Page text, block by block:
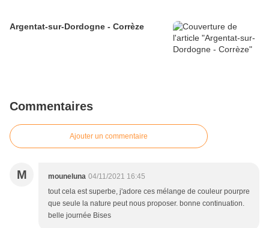
Argentat-sur-Dordogne - Corrèze
Commentaires
Ajouter un commentaire
M mouneluna 04/11/2021 16:45
tout cela est superbe, j'adore ces mélange de couleur pourpre
que seule la nature peut nous proposer. bonne continuation.
belle journée Bises